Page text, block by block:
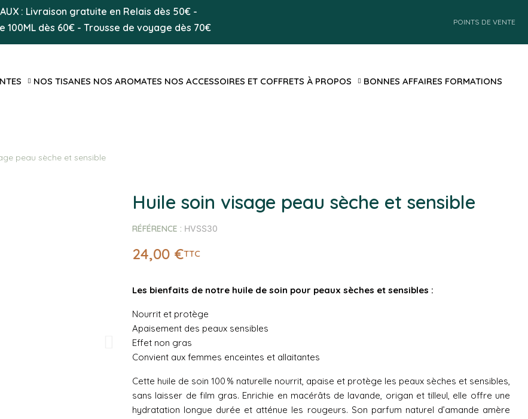
: Livraison gratuite en Relais dès 50€-
100ML dès 60€ -Trousse de voyage dès 70€ POINTS DE VENTE
NOS TISANES NOS AROMATES NOS ACCESSOIRES ET COFFRETS À PROPOS BONNES AFFAIRES FORMATIONS
peau sèche et sensible
Huile soin visage peau sèche et sensible
RÉFÉRENCE HVSS30
24,00 €TTC
Les bienfaits de notre huile de soin pour peaux sèches et sensibles :
Nourrit et protège
Apaisement des peaux sensibles
Effet non gras
Convient aux femmes enceintes et allaitantes
Cette huile de soin 100 % naturelle nourrit, apaise et protège les peaux sèches et sensibles,
sans laisser de film gras. Enrichie en macérâts de lavande, origan et tilleul, elle offre une
hydratation longue durée et atténue les rougeurs. Son parfum naturel d’amande amère